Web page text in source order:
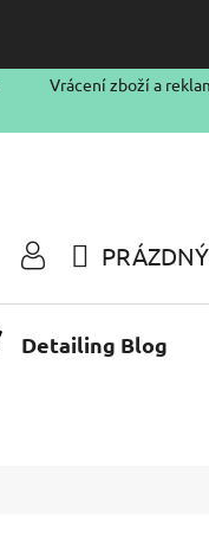
Vrácení zboží a
KOŠÍK
Detailing Blog